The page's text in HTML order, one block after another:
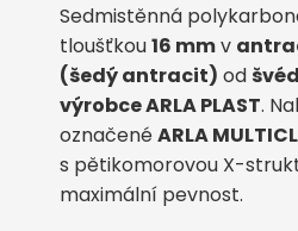
Sedmistěnná
tloušťkou16 mmv
(šedý antracit) od
výrobce ARLA PLAST.
označenéARLA
s pětikomorovou X-
maximální pevnost.